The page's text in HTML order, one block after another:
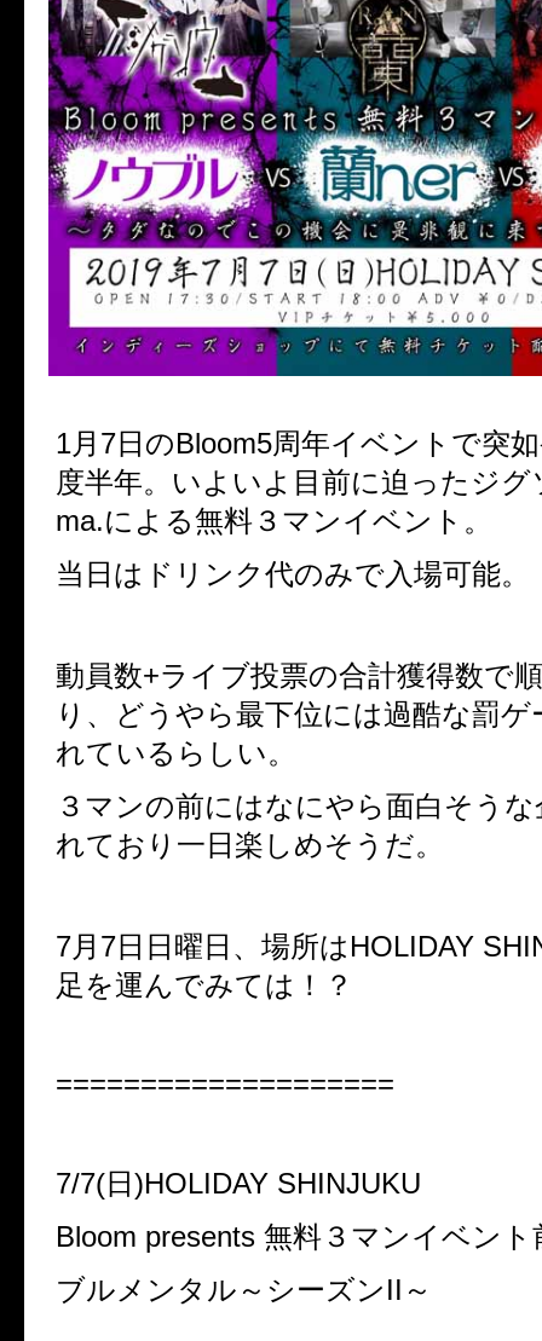
1月7日のBloom5周年イベントで突
度半年。いよいよ目前に迫ったジグ
ma.による無料３マンイベント。
当日はドリンク代のみで入場可能。
動員数+ライブ投票の合計獲得数で
り、どうやら最下位には過酷な罰
れているらしい。
３マンの前にはなにやら面白そう
れており一日楽しめそうだ。
7月7日日曜日、場所はHOLIDAY
足を運んでみては！？
====================
7/7(日)HOLIDAY SHINJUKU
Bloom presents 無料３マンイベント
ブルメンタル～シーズンII～